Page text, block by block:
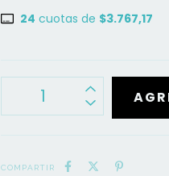
24 cuotas de $3.767,17
COMPARTIR